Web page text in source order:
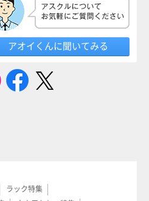
アオイくんに聞いてみる
ラック特集